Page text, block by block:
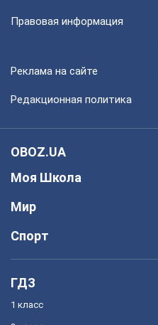
Правовая информация
Реклама на сайте
Редакционная политика
OBOZ.UA
Моя Школа
Мир
Спорт
ГДЗ
1 класс